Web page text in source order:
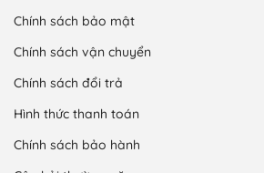
Chính sách bảo mật
Chính sách vận chuyển
Chính sách đổi trả
Hình thức thanh toán
Chính sách bảo hành